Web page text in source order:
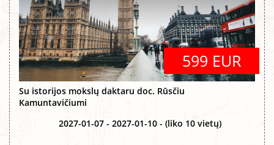
599 EUR
Su istorijos mokslų daktaru doc. Rūsčiu
Kamuntavičiumi
2027-01-07 - 2027-01-10 - (liko 10 vietų)